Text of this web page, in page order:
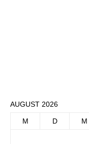
AUGUST 2026
M D M